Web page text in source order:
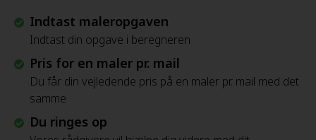
Indtast maleropgaven
Indtast din opgave i beregneren
Pris for en maler pr. mail
Du får din vejledende pris på en maler pr. mail med det
samme
Du ringes op